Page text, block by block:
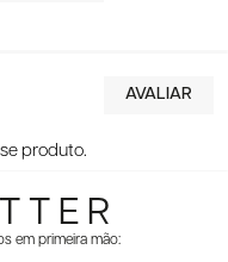
produto.
em primeira mão: